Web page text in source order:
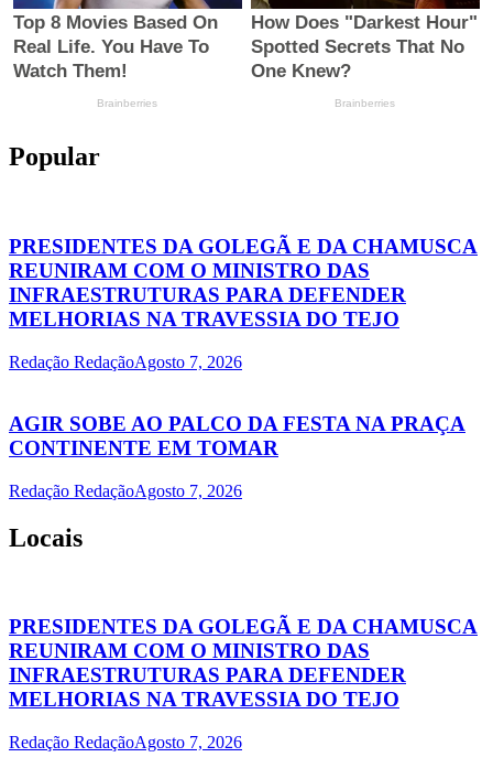
Popular
PRESIDENTES DA GOLEGÃ E DA CHAMUSCA
REUNIRAM COM O MINISTRO DAS
INFRAESTRUTURAS PARA DEFENDER
MELHORIAS NA TRAVESSIA DO TEJO
Redação RedaçãoAgosto 7, 2026
AGIR SOBE AO PALCO DA FESTA NA PRAÇA
CONTINENTE EM TOMAR
Redação RedaçãoAgosto 7, 2026
Locais
PRESIDENTES DA GOLEGÃ E DA CHAMUSCA
REUNIRAM COM O MINISTRO DAS
INFRAESTRUTURAS PARA DEFENDER
MELHORIAS NA TRAVESSIA DO TEJO
Redação RedaçãoAgosto 7, 2026